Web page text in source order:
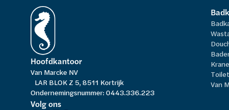
Hoofdkantoor
Van Marcke NV
LAR BLOK Z 5, 8511 Kortrijk
Ondernemingsnummer: 0443.336.223
Volg ons
Toilet
Van